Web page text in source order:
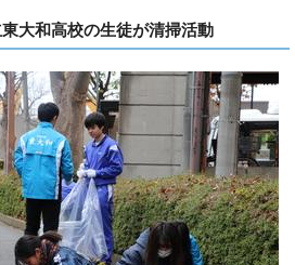
大和高校の生徒が清掃活動